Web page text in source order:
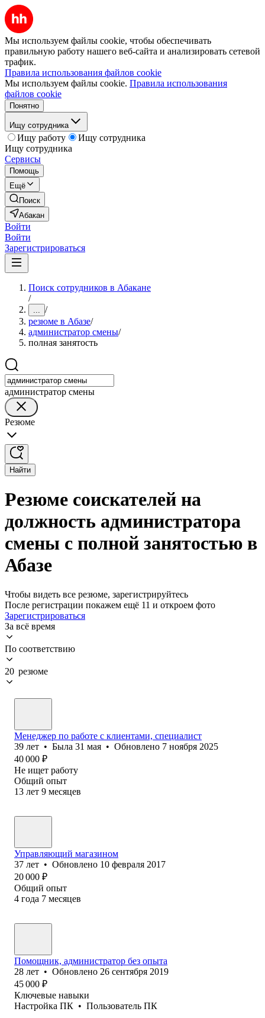
Мы используем файлы cookie, чтобы обеспечивать
правильную работу нашего веб-сайта и анализировать сетевой
трафик.
Правила использования файлов cookie
Мы используем файлы cookie. Правила использования
файлов cookie
Понятно
Ищу сотрудника
Ищу работу
Ищу сотрудника
Ищу сотрудника
Сервисы
Помощь
Ещё
Поиск
Абакан
Войти
Войти
Зарегистрироваться
Поиск сотрудников в Абакане
/
... /
резюме в Абазе/
администратор смены/
полная занятость
администратор смены
Резюме
Найти
Резюме соискателей на
должность администратора
смены с полной занятостью в
Абазе
Чтобы видеть все резюме, зарегистрируйтесь
После регистрации покажем ещё 11 и откроем фото
Зарегистрироваться
За всё время
По соответствию
20 резюме
Менеджер по работе с клиентами, специалист
39 лет • Была 31 мая • Обновлено 7 ноября 2025
40 000 ₽
Не ищет работу
Общий опыт
13 лет 9 месяцев
Управляющий магазином
37 лет • Обновлено 10 февраля 2017
20 000 ₽
Общий опыт
4 года 7 месяцев
Помощник, администратор без опыта
28 лет • Обновлено 26 сентября 2019
45 000 ₽
Ключевые навыки
Настройка ПК • Пользователь ПК